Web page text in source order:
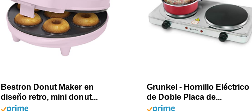
Bestron Donut Maker en
diseño retro, mini donut...
Grunkel - Hornillo Eléctrico
de Doble Placa de...